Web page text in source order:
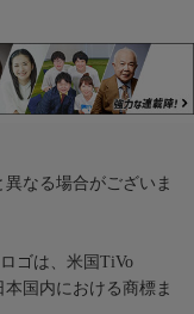
なる場合がございま
ゴは、米国TiVo
国内における商標ま